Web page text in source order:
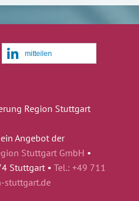
mitteilen
Region Stuttgart
Angebot der
Stuttgart GmbH •
Stuttgart • Tel.: +49 711
stuttgart.de